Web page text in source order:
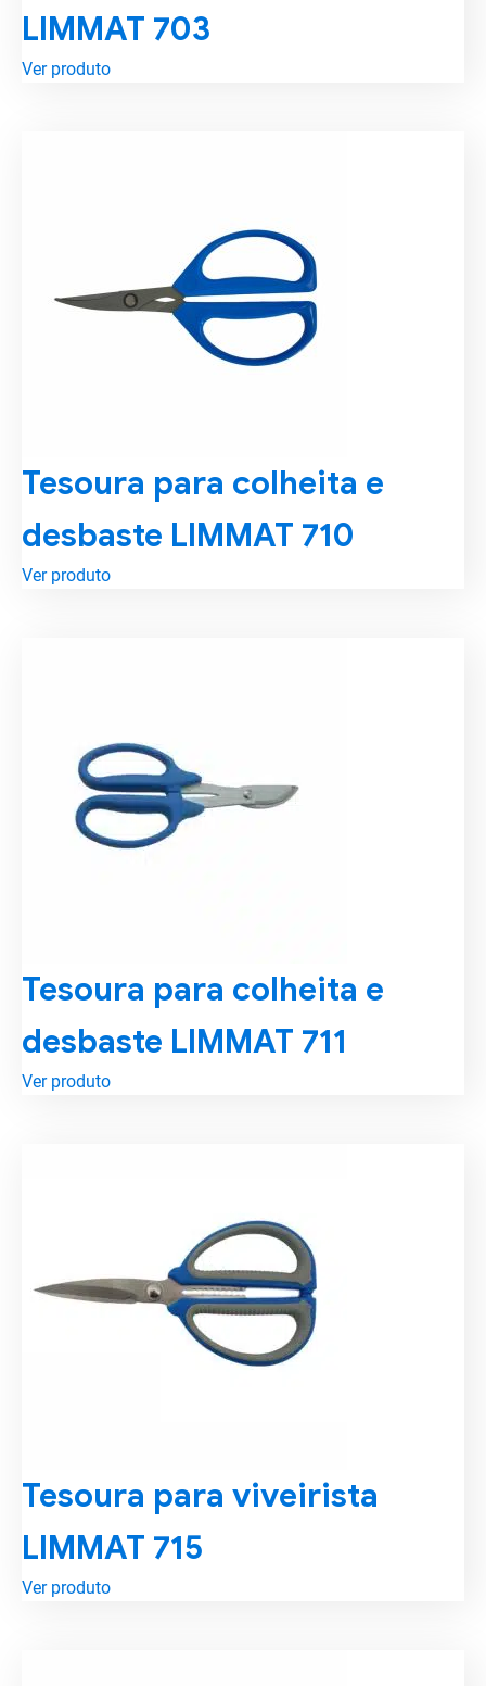
LIMMAT 703
Ver produto
Tesoura para colheita e
desbaste LIMMAT 710
Ver produto
Tesoura para colheita e
desbaste LIMMAT 711
Ver produto
Tesoura para viveirista
LIMMAT 715
Ver produto